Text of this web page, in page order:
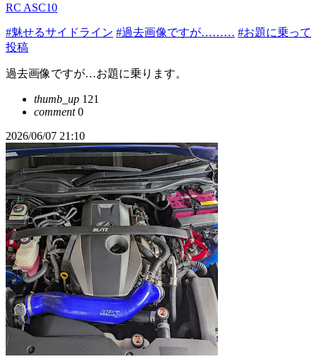
RC ASC10
#魅せるサイドライン #過去画像ですが……… #お題に乗って
投稿
過去画像ですが…お題に乗ります。
thumb_up 121
comment0
2026/06/07 21:10